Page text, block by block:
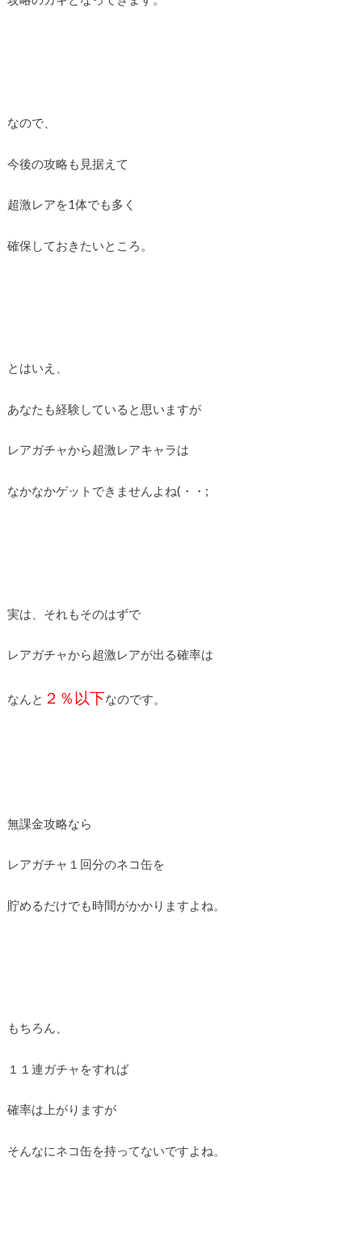
なので、
今後の攻略も見据えて
超激レアを1体でも多く
確保しておきたいところ。
とはいえ、
あなたも経験していると思いますが
レアガチャから超激レアキャラは
なかなかゲットできませんよね(・・;
実は、それもそのはずで
レアガチャから超激レアが出る確率は
なんと ２％以下なのです。
無課金攻略なら
レアガチャ１回分のネコ缶を
貯めるだけでも時間がかかりますよね。
もちろん、
１１連ガチャをすれば
確率は上がりますが
そんなにネコ缶を持ってないですよね。